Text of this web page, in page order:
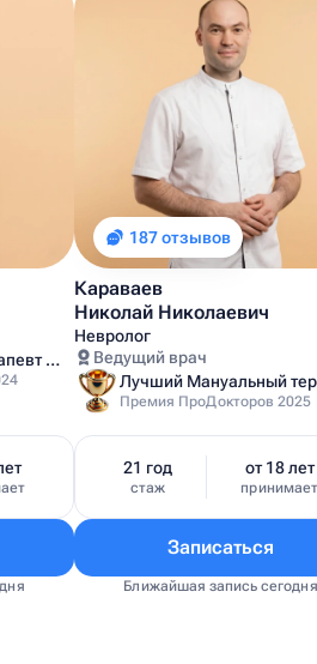
Лучший Рефлексотерапевт Санкт-Петербурга
187 отзывов
Караваев
Николай Николаевич
Невролог
Ведущий врач
Премия ПроДокторов 2025
21 год
стаж
от 18 лет
принимает
Записаться
Ближайшая запись сегодня